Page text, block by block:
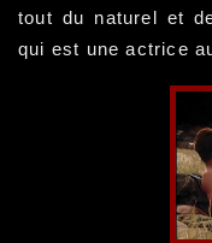
tout du naturel et
qui est une actrice